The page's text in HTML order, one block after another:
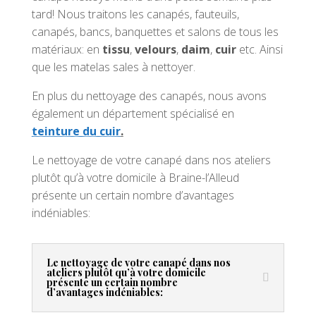
tard! Nous traitons les canapés, fauteuils,
canapés, bancs, banquettes et salons de tous les
matériaux: en tissu,velours, daim, cuiretc. Ainsi
que les matelas sales à nettoyer.
En plus du nettoyage des canapés, nous avons
également un département spécialisé en
teinture du cuir.
Le nettoyage de votre canapé dans nos ateliers
plutôt qu’à votre domicile à Braine-l’Alleud
présente un certain nombre d’avantages
indéniables:
Le nettoyage de votre canapé dans nos
ateliers plutôt qu’à votre domicile
présente un certain nombre
d’avantages indéniables: